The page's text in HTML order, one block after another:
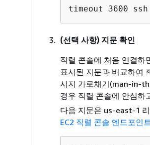
timeout 3600
(선택 사항) 지문 확인
직렬 콘솔에 처음 연결하
표시된 지문과 비교하여
시지 가로채기(man-in-
경우 직렬 콘솔에 안심하
다음 지문은 us-east-1
EC2 직렬 콘솔 엔드포인